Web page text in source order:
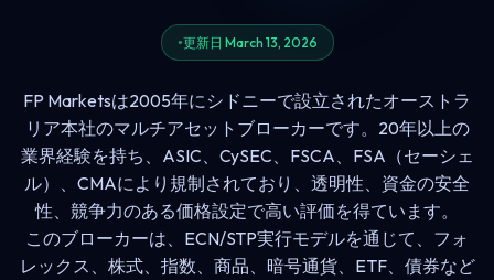
更新日 March 13, 2026
FP Marketsは2005年にシドニーで設立されたオーストラ
リア本社のマルチアセットブローカーです。20年以上の
業界経験を持ち、ASIC、CySEC、FSCA、FSA（セーシェ
ル）、CMAにより規制されており、透明性、資金の安全
性、競争力のある価格設定で高い評価を得ています。
このブローカーは、ECN/STP実行モデルを通じて、フォ
レックス、株式、指数、商品、暗号通貨、ETF、債券など